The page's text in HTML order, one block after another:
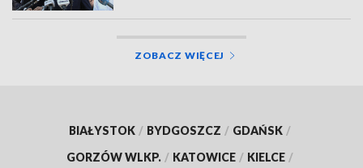
ZOBACZ WIĘCEJ
BIAŁYSTOK / BYDGOSZCZ / GDAŃSK /
GORZÓW WLKP. / KATOWICE / KIELCE /